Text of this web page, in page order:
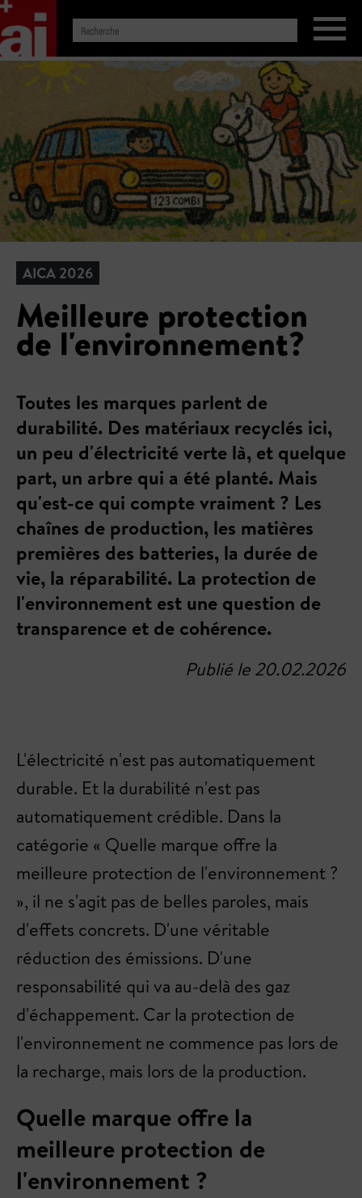
AICA 2026
Meilleure protection
de l'environnement?
Toutes les marques parlent de
durabilité. Des matériaux recyclés ici,
un peu d'électricité verte là, et quelque
part, un arbre qui a été planté. Mais
qu'est-ce qui compte vraiment ? Les
chaînes de production, les matières
premières des batteries, la durée de
vie, la réparabilité. La protection de
l'environnement est une question de
transparence et de cohérence.
Publié le 20.02.2026
L'électricité n'est pas automatiquement
durable. Et la durabilité n'est pas
automatiquement crédible. Dans la
catégorie « Quelle marque offre la
meilleure protection de l'environnement ?
», il ne s'agit pas de belles paroles, mais
d'effets concrets. D'une véritable
réduction des émissions. D'une
responsabilité qui va au-delà des gaz
d'échappement. Car la protection de
l'environnement ne commence pas lors de
la recharge, mais lors de la production.
Quelle marque offre la
meilleure protection de
l'environnement ?